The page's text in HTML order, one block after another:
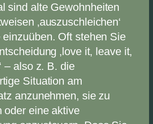
sind alte Gewohnheiten
‚auszuschleichen‘
einzuüben. Oft stehen Sie
‚love it, leave it,
– also z. B. die
Situation am
anzunehmen, sie zu
oder eine aktive